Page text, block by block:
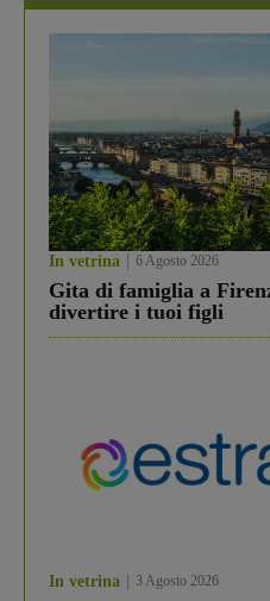
In vetrina 6 Agosto 2026
Gita di famiglia a
divertire i tuoi figli
In vetrina 3 Agosto 2026